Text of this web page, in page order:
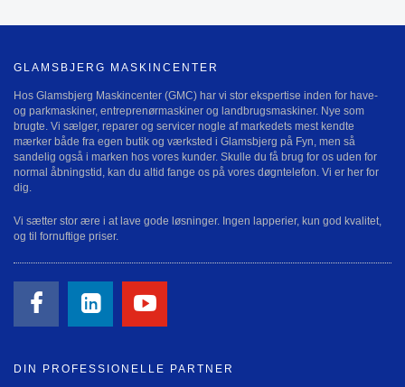
GLAMSBJERG MASKINCENTER
Hos Glamsbjerg Maskincenter (GMC) har vi stor ekspertise inden for have-
og parkmaskiner, entreprenørmaskiner og landbrugsmaskiner. Nye som
brugte. Vi sælger, reparer og servicer nogle af markedets mest kendte
mærker både fra egen butik og værksted i Glamsbjerg på Fyn, men så
sandelig også i marken hos vores kunder. Skulle du få brug for os uden for
normal åbningstid, kan du altid fange os på vores døgntelefon. Vi er her for
dig.
Vi sætter stor ære i at lave gode løsninger. Ingen lapperier, kun god kvalitet,
og til fornuftige priser.
DIN PROFESSIONELLE PARTNER